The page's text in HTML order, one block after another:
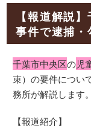
【報道解説
事件で逮捕
千葉市中央区の児
束）の要件につい
務所が解説します。
【報道紹介】